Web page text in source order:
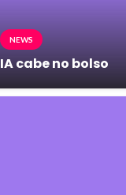
NEWS
IA cabe no bolso